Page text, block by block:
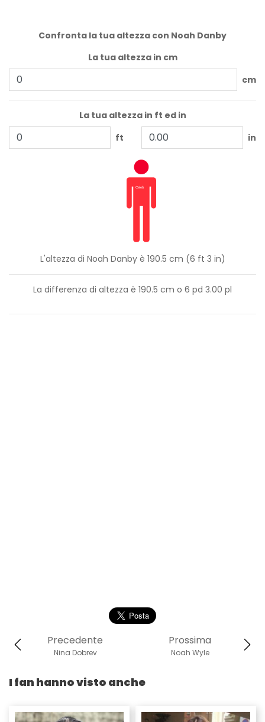
Confronta la tua altezza con Noah Danby
La tua altezza in cm
cm
La tua altezza in ft ed in
ft
in
L'altezza di Noah Danby è 190.5 cm (6 ft 3 in)
La differenza di altezza è 190.5 cm o 6 pd 3.00 pl
Prossima
Noah Wyle
Precedente
Nina Dobrev
I fan hanno visto anche